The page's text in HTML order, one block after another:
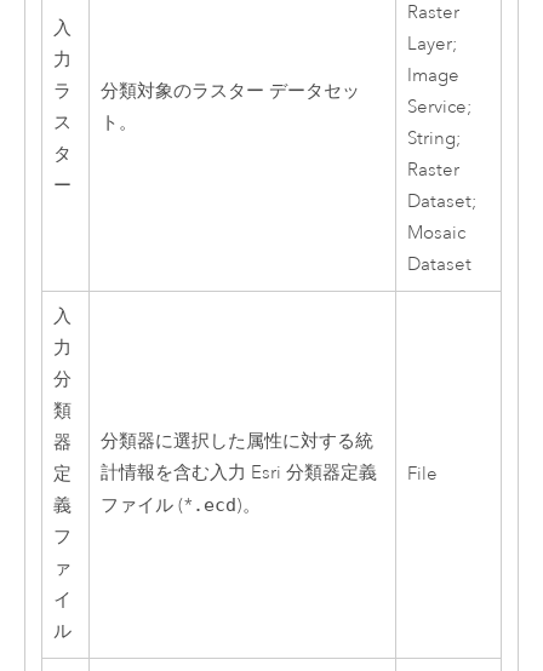
入
力
ラ
ス
タ
ー
分類対象のラスター データセッ
ト。
Raster
Layer;
Image
Service;
String;
Raster
Dataset;
Mosaic
Dataset
入
力
分
類
器
定
義
フ
ァ
イ
ル
分類器に選択した属性に対する統
計情報を含む入力 Esri 分類器定義
ファイル (* .ecd)。
File